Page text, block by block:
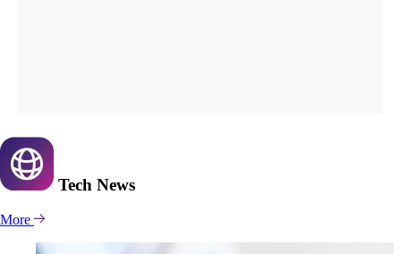
Tech News
More